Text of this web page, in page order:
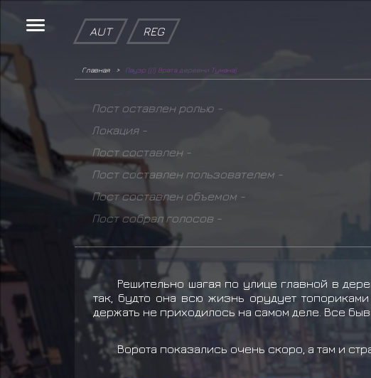
AUT REG
Главная Пауэр ((!) Врата деревни Тумана)
Пост оставлен ролью -
Локация -
Пост составлен -
Пост составлен пользователем -
Пост составлен объемом -
Пост собрал голосов -
Решительно шагая по улице главной в
так, будто она всю жизнь орудует
держать не приходилось на самом деле. Все
Ворота показались очень скоро, а там и